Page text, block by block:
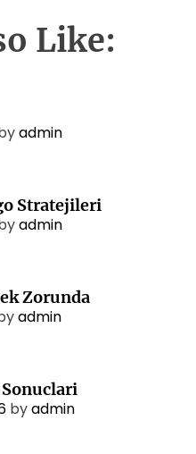
Like:
admin
Stratejileri
admin
Zorunda
admin
byadmin